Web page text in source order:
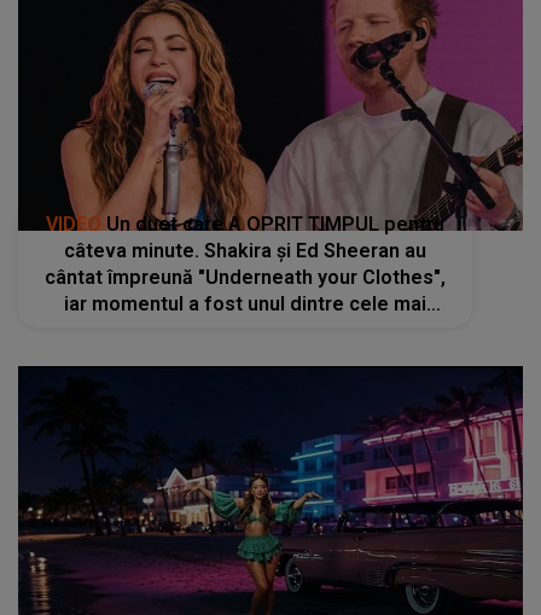
VIDEO Un duet care A OPRIT TIMPUL pentru
câteva minute. Shakira și Ed Sheeran au
cântat împreună "Underneath your Clothes",
iar momentul a fost unul dintre cele mai